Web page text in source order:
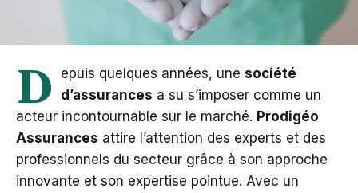
D epuis quelques années, une société
d’assurances a su s’imposer comme un
acteur incontournable sur le marché. Prodigéo
Assurances attire l’attention des experts et des
professionnels du secteur grâce à son approche
innovante et son expertise pointue. Avec un